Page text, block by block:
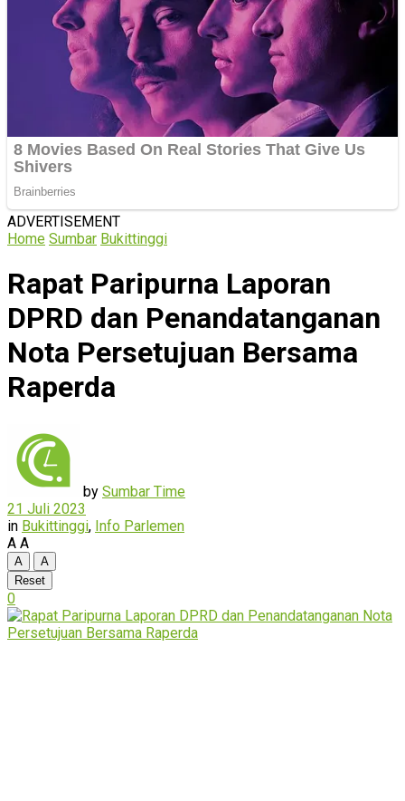
ADVERTISEMENT
Home Sumbar Bukittinggi
Rapat Paripurna Laporan
DPRD dan Penandatanganan
Nota Persetujuan Bersama
Raperda
by Sumbar Time
21 Juli 2023
in Bukittinggi, Info Parlemen
A A
A
A
Reset
0